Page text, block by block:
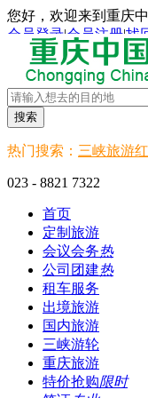
您好，欢迎来到重庆
会员登录|会员注册|找
搜索
热门搜索： 三峡旅游
023 - 8821 7322
首页
定制旅游
会议会务热
公司团建热
租车服务
出境旅游
国内旅游
三峡游轮
重庆旅游
特价抢购限时